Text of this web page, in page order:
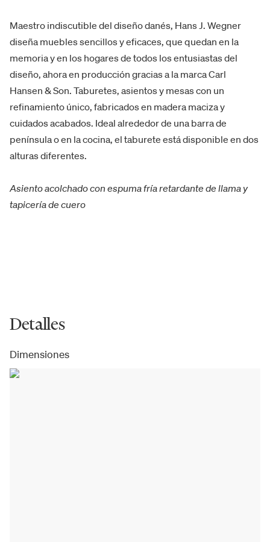
Maestro indiscutible del diseño danés, Hans J. Wegner
diseña muebles sencillos y eficaces, que quedan en la
memoria y en los hogares de todos los entusiastas del
diseño, ahora en producción gracias a la marca Carl
Hansen & Son. Taburetes, asientos y mesas con un
refinamiento único, fabricados en madera maciza y
cuidados acabados. Ideal alrededor de una barra de
península o en la cocina, el taburete está disponible en dos
alturas diferentes.
Asiento acolchado con espuma fría retardante de llama y
tapicería de cuero
Detalles
Dimensiones